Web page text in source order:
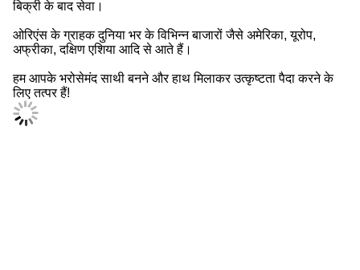
बिक्री के बाद सेवा।
ओरिएंस के ग्राहक दुनिया भर के विभिन्न बाजारों जैसे अमेरिका, यूरोप,
अफ्रीका, दक्षिण एशिया आदि से आते हैं।
हम आपके भरोसेमंद साथी बनने और हाथ मिलाकर उत्कृष्टता पैदा करने के
लिए तत्पर हैं!